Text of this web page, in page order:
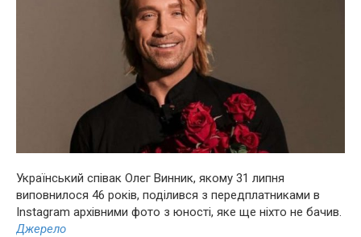
Український співак Олег Винник, якому 31 липня
виповнилося 46 років, поділився з передплатниками в
Instagram архівними фото з юності, яке ще ніхто не бачив.
Джерело